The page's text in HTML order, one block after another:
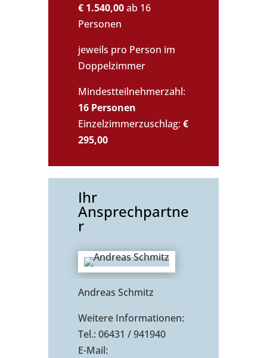
€ 1.540,00ab 16
Personen
jeweils pro Person im
Doppelzimmer
Mindestteilnehmerzahl:
16 Personen
Einzelzimmerzuschlag:€
295,00
Ihr
Ansprechpartne
r
Andreas Schmitz
Weitere Informationen:
Tel.: 06431 / 941940
E-Mail: